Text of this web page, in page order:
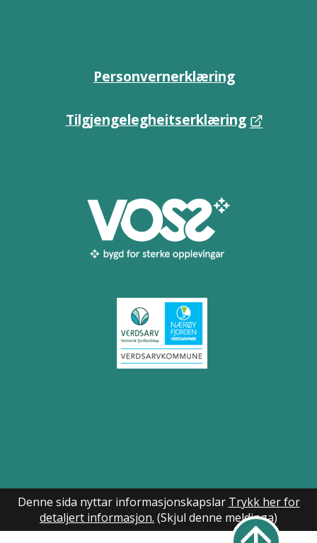
Personvernerklæring
Tilgjengelegheitserklæring
Denne sida nyttar informasjonskapslar Trykk her for
detaljert informasjon. (Skjul denne meldinga)